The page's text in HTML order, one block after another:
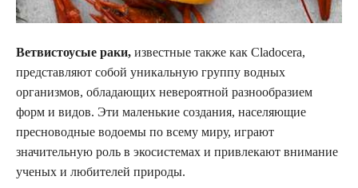
Ветвистоусые раки, известные также как Cladocera,
представляют собой уникальную группу водных
организмов, обладающих невероятной разнообразием
форм и видов. Эти маленькие создания, населяющие
пресноводные водоемы по всему миру, играют
значительную роль в экосистемах и привлекают внимание
ученых и любителей природы.